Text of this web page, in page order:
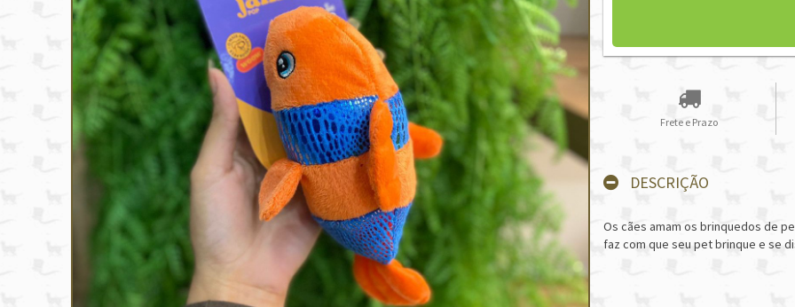
Frete e Prazo
DESCRIÇÃO
Os cães amam os brinquedos de
faz com que seu pet brinque e se